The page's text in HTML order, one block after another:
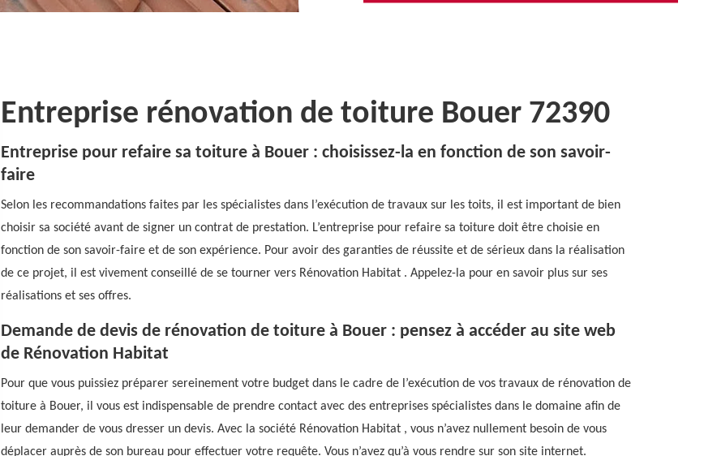
Entreprise rénovation de toiture Bouer 72390
Entreprise pour refaire sa toiture à Bouer : choisissez-la en fonction de son savoir-
faire
Selon les recommandations faites par les spécialistes dans l’exécution de travaux sur les toits, il est important de bien
choisir sa société avant de signer un contrat de prestation. L’entreprise pour refaire sa toiture doit être choisie en
fonction de son savoir-faire et de son expérience. Pour avoir des garanties de réussite et de sérieux dans la réalisation
de ce projet, il est vivement conseillé de se tourner vers Rénovation Habitat . Appelez-la pour en savoir plus sur ses
réalisations et ses offres.
Demande de devis de rénovation de toiture à Bouer : pensez à accéder au site web
de Rénovation Habitat
Pour que vous puissiez préparer sereinement votre budget dans le cadre de l’exécution de vos travaux de rénovation de
toiture à Bouer, il vous est indispensable de prendre contact avec des entreprises spécialistes dans le domaine afin de
leur demander de vous dresser un devis. Avec la société Rénovation Habitat , vous n’avez nullement besoin de vous
déplacer auprès de son bureau pour effectuer votre requête. Vous n’avez qu’à vous rendre sur son site internet.